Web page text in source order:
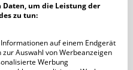
um die Leistung der
zu tun:
auf einem Endgerät
Auswahl von Werbeanzeigen
Werbung